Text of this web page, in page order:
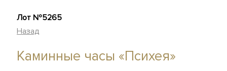
Лот №5265
Назад
Каминные часы «Психея»